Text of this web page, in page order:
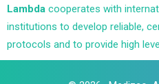
Lambda cooperates with
institutions to develop reliable,
protocols and to provide high